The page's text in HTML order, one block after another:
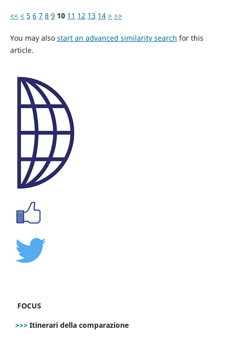
<< < 5 6 7 8 9 10 11 12 13 14 > >>
You may also start an advanced similarity search for this
article.
FOCUS
>>> Itinerari della comparazione